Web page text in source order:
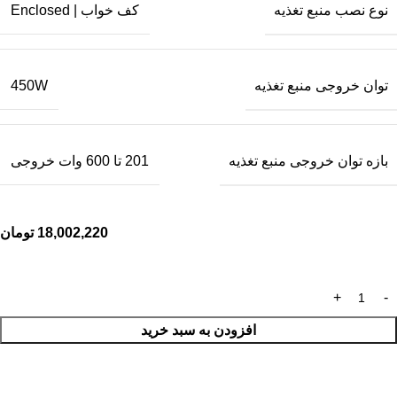
نوع نصب منبع تغذیه کف خواب | Enclosed
توان خروجی منبع تغذیه 450W
بازه توان خروجی منبع تغذیه 201 تا 600 وات خروجی
18,002,220 تومان
افزودن به سبد خرید